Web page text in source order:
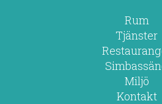
Rum
Tjänster
Miljö
Kontakt